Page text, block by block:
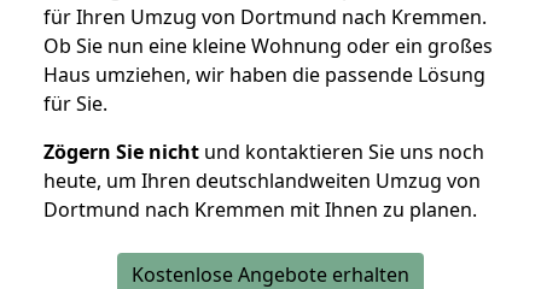
für Ihren Umzug von Dortmund nach Kremmen.
Ob Sie nun eine kleine Wohnung oder ein großes
Haus umziehen, wir haben die passende Lösung
für Sie.
Zögern Sie nicht und kontaktieren Sie uns noch
heute, um Ihren deutschlandweiten Umzug von
Dortmund nach Kremmen mit Ihnen zu planen.
Kostenlose Angebote erhalten